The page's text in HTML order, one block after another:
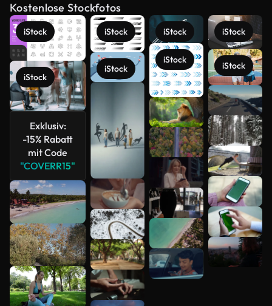
Kostenlose Stockfotos
iStock
iStock
Exklusiv:
-15% Rabatt
mit Code
"COVERR15"
iStock
iStock
iStock
iStock
iStock
iStock
Mehr
anzeigen